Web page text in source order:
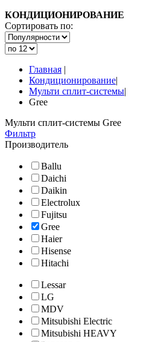
КОНДИЦИОНИРОВАНИЕ
Сортировать по:
Главная |
Кондиционирование|
Мульти сплит-системы|
Gree
Мульти сплит-системы Gree
Фильтр
Производитель
Ballu
Daichi
Daikin
Electrolux
Fujitsu
Gree
Haier
Hisense
Hitachi
Lessar
LG
MDV
Mitsubishi Electric
Mitsubishi HEAVY